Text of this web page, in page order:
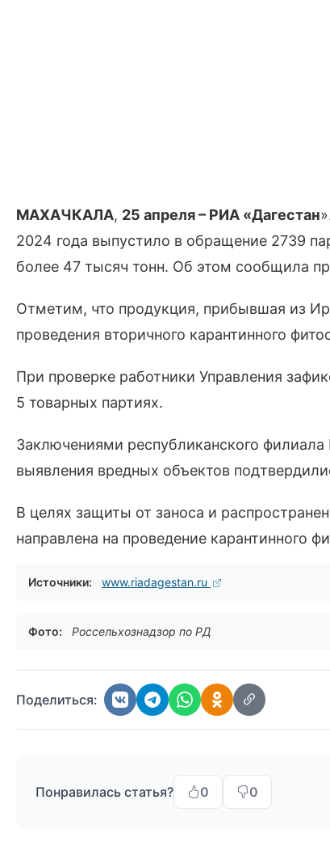
МАХАЧКАЛА, 25 апреля – РИА «Дагестан
2024 года выпустило в обращение 2739
более 47 тысяч тонн. Об этом сообщила
Отметим, что продукция, прибывшая из
проведения вторичного карантинного
При проверке работники Управления
5 товарных партиях.
Заключениями республиканского филиала
выявления вредных объектов
В целях защиты от заноса и
направлена на проведение карантинного
Источники: www.riadagestan.ru
Фото: Россельхознадзор по РД
Поделиться:
Понравилась статья? 0 0